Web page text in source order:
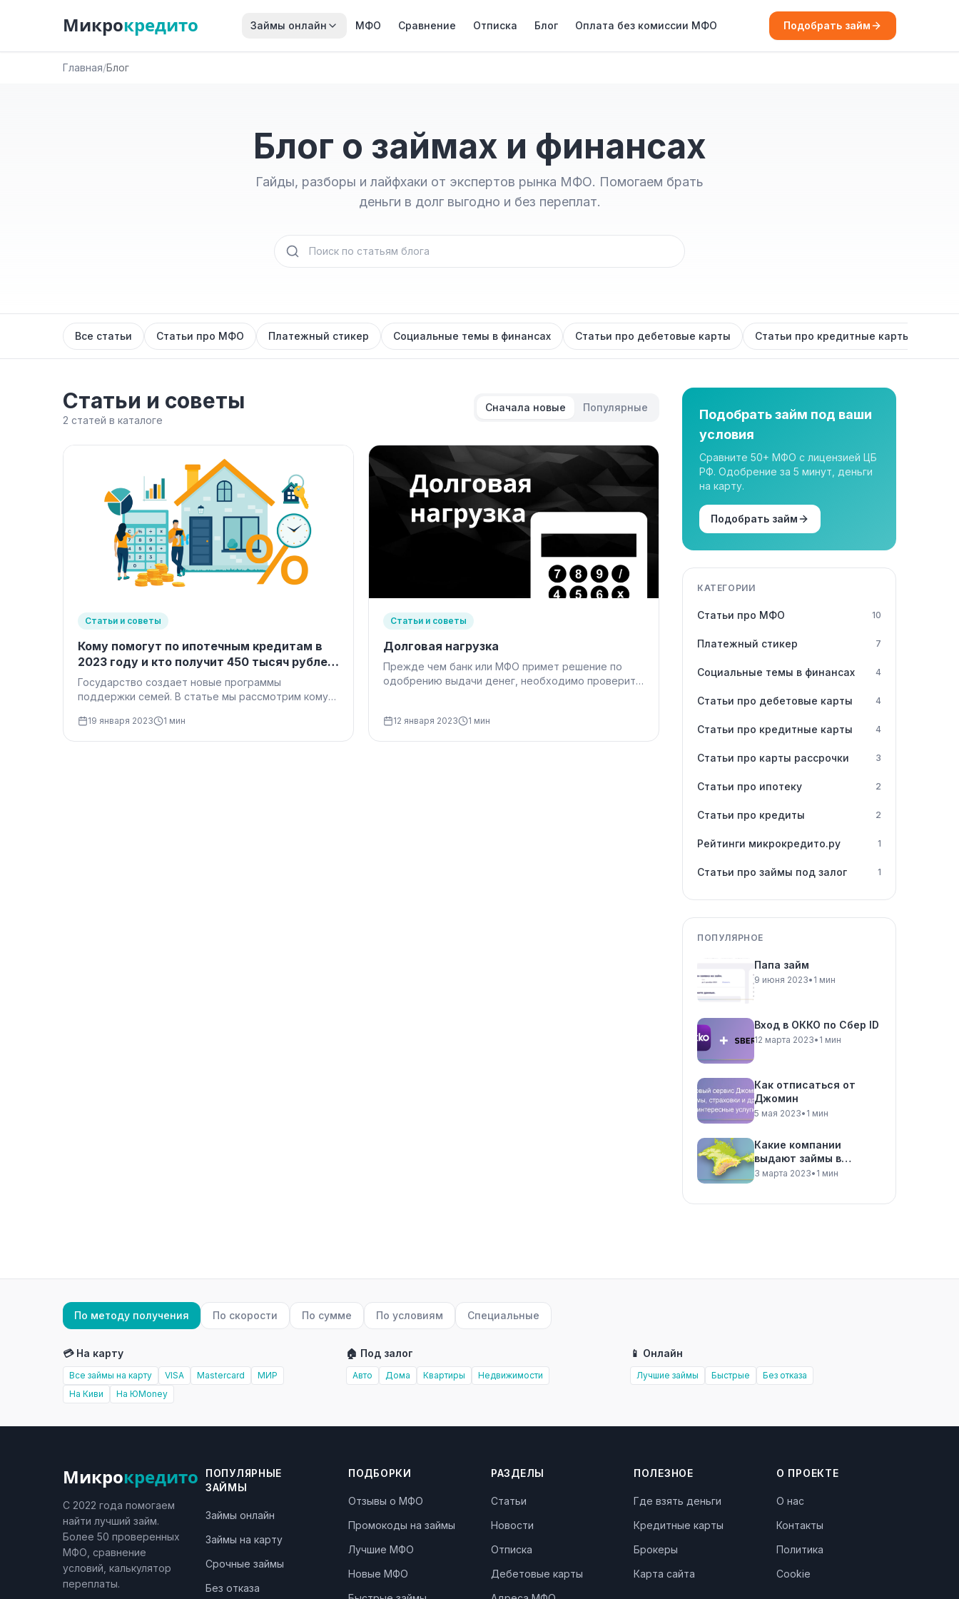
Микрокредито Займы онлайн МФО Сравнение Отписка Блог Оплата без комиссии МФО Подобрать займ
Главная/Блог
Блог о займах и финансах
Гайды, разборы и лайфхаки от экспертов рынка МФО. Помогаем брать
деньги в долг выгодно и без переплат.
Все статьи Статьи про МФО Платежный стикер Социальные темы в финансах Статьи про дебетовые карты Статьи про кредитные карты
Статьи и советы
2 статей в каталоге
Сначала новые Популярные
Статьи и советы
Кому помогут по ипотечным кредитам в
2023 году и кто получит 450 тысяч рублей
на ипотеку?
Государство создает новые программы
поддержки семей. В статье мы рассмотрим кому
2023…
19 января 2023 1 мин
Статьи и советы
Долговая нагрузка
Прежде чем банк или МФО примет решение по
одобрению выдачи денег, необходимо проверить
12 января 2023 1 мин
Подобрать займ под ваши
условия
Сравните 50+ МФО с лицензией ЦБ
РФ. Одобрение за 5 минут, деньги
на карту.
Подобрать займ
КАТЕГОРИИ
Статьи про МФО 10
Платежный стикер 7
Социальные темы в финансах 4
Статьи про дебетовые карты 4
Статьи про кредитные карты 4
Статьи про карты рассрочки 3
Статьи про ипотеку 2
Статьи про кредиты 2
Рейтинги микрокредито.ру 1
Статьи про займы под залог 1
ПОПУЛЯРНОЕ
Папа займ
9 июня 2023• 1 мин
Вход в ОККО по Сбер ID
12 марта 2023• 1 мин
Как отписаться от
Джомин
5 мая 2023• 1 мин
Какие компании
выдают займы в
Крыму?
3 марта 2023• 1 мин
По методу получения По скорости По сумме По условиям Специальные
💳 На карту
Все займы на карту VISA Mastercard
МИР
На Киви
На ЮMoney
🏠 Под залог
Авто Дома Квартиры Недвижимости
📱 Онлайн
Лучшие займы Быстрые Без отказа
Микрокредито
С 2022 года помогаем
найти лучший займ.
Более 50 проверенных
МФО, сравнение
условий, калькулятор
переплаты.
ПОПУЛЯРНЫЕ
ЗАЙМЫ
Займы онлайн
Займы на карту
Срочные займы
Без отказа
ПОДБОРКИ
Отзывы о МФО
Промокоды на займы
Лучшие МФО
Новые МФО
РАЗДЕЛЫ
Статьи
Новости
Отписка
Дебетовые карты
ПОЛЕЗНОЕ
Где взять деньги
Кредитные карты
Брокеры
Карта сайта
О ПРОЕКТЕ
О нас
Контакты
Политика
Cookie